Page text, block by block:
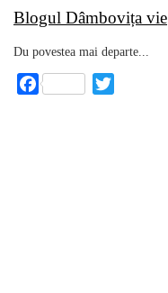
Blogul Dâmbovița vie
Du povestea mai departe...
Facebook